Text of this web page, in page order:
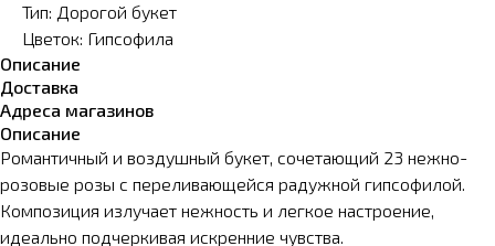
Тип: Дорогой букет
Цветок: Гипсофила
Описание
Доставка
Адреса магазинов
Описание
Романтичный и воздушный букет, сочетающий 23 нежно-
розовые розы с переливающейся радужной гипсофилой.
Композиция излучает нежность и легкое настроение,
идеально подчеркивая искренние чувства.